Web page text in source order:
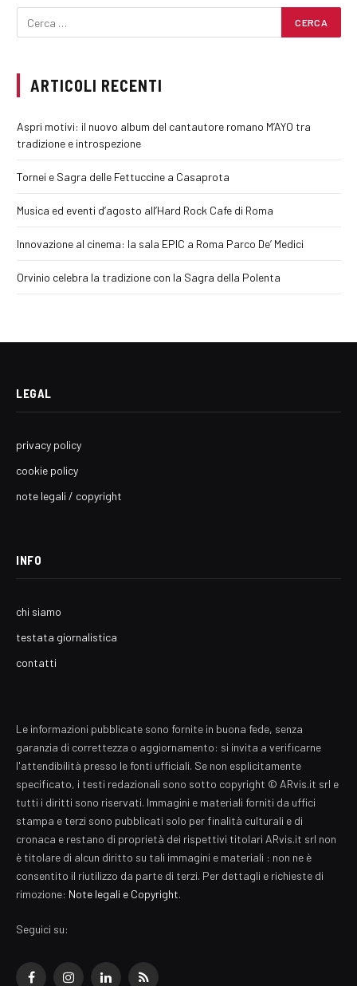
ARTICOLI RECENTI
Aspri motivi: il nuovo album del cantautore romano M’AYO tra
tradizione e introspezione
Tornei e Sagra delle Fettuccine a Casaprota
Musica ed eventi d’agosto all’Hard Rock Cafe di Roma
Innovazione al cinema: la sala EPIC a Roma Parco De’ Medici
Orvinio celebra la tradizione con la Sagra della Polenta
LEGAL
privacy policy
cookie policy
note legali / copyright
INFO
chi siamo
testata giornalistica
contatti
Le informazioni pubblicate sono fornite in buona fede, senza
garanzia di correttezza o aggiornamento: si invita a verificarne
l'attendibilità presso le fonti ufficiali. Se non esplicitamente
specificato, i testi redazionali sono sotto copyright © ARvis.it srl e
tutti i diritti sono riservati. Immagini e materiali forniti da uffici
stampa e terzi sono pubblicati solo per finalità culturali e di
cronaca e restano di proprietà dei rispettivi titolari ARvis.it srl non
è titolare di alcun diritto su tali immagini e materiali : non ne è
consentito il riutilizzo da parte di terzi. Per dettagli e richieste di
rimozione: Note legali e Copyright.
Seguici su: